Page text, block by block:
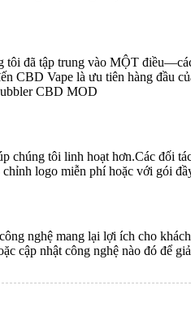
đã tập trung vào MỘT
CBD Vape là ưu tiên hàng
CBD MOD
chúng tôi linh hoạt hơn.Các đối
logo miễn phí hoặc với gói
nghệ mang lại lợi ích cho
cập nhật công nghệ nào đó để